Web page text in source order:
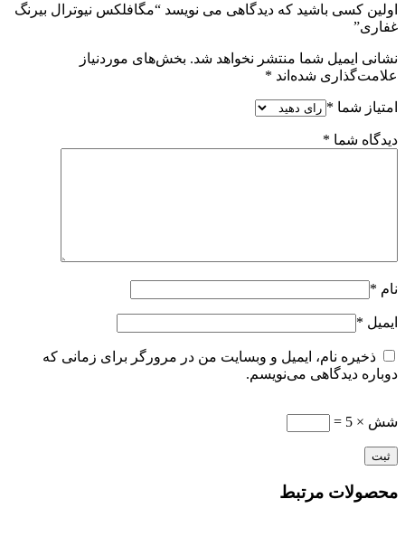
اولین کسی باشید که دیدگاهی می نویسد “مگافلکس نیوترال بیرنگ
غفاری”
نشانی ایمیل شما منتشر نخواهد شد. بخش‌های موردنیاز
علامت‌گذاری شده‌اند *
امتیاز شما *
دیدگاه شما *
نام *
ایمیل *
ذخیره نام، ایمیل و وبسایت من در مرورگر برای زمانی که
دوباره دیدگاهی می‌نویسم.
شش × 5 =
محصولات مرتبط